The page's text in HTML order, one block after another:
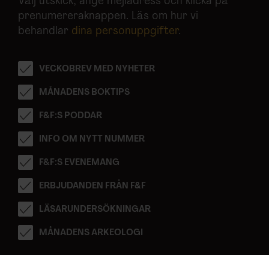
prenumereraknappen. Läs om hur vi
behandlar dina personuppgifter.
VECKOBREV MED NYHETER
MÅNADENS BOKTIPS
F&F:S PODDAR
INFO OM NYTT NUMMER
F&F:S EVENEMANG
ERBJUDANDEN FRÅN F&F
LÄSARUNDERSÖKNINGAR
MÅNADENS ARKEOLOGI